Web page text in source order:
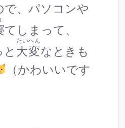
で、パソコンや
てしまって、
大変
たいへん
なときも
（かわいいです